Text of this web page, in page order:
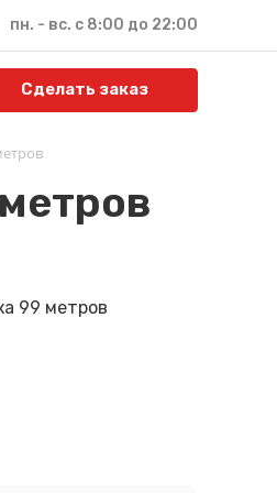
пн. - вс. с 8:00 до 22:00
Сделать заказ